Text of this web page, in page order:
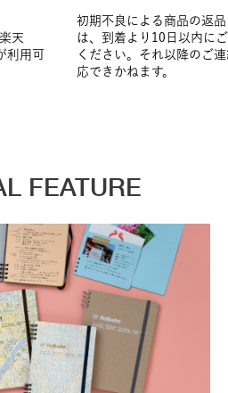
天
利用可
初期不良による商品の返
は、到着より10日以内に
ください。それ以降のご
応できかねます。
FEATURE